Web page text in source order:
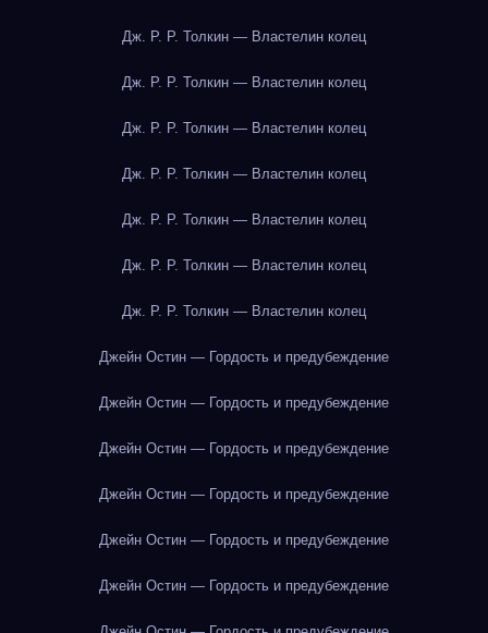
Дж. Р. Р. Толкин — Властелин колец
Дж. Р. Р. Толкин — Властелин колец
Дж. Р. Р. Толкин — Властелин колец
Дж. Р. Р. Толкин — Властелин колец
Дж. Р. Р. Толкин — Властелин колец
Дж. Р. Р. Толкин — Властелин колец
Дж. Р. Р. Толкин — Властелин колец
Джейн Остин — Гордость и предубеждение
Джейн Остин — Гордость и предубеждение
Джейн Остин — Гордость и предубеждение
Джейн Остин — Гордость и предубеждение
Джейн Остин — Гордость и предубеждение
Джейн Остин — Гордость и предубеждение